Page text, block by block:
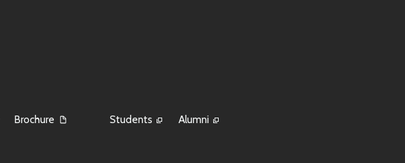
Brochure Students Alumni